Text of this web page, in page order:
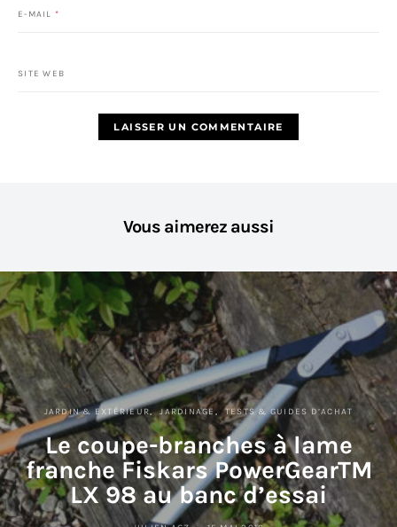
E-MAIL *
SITE WEB
Vous aimerez aussi
JARDIN & EXTÉRIEUR JARDINAGE TESTS & GUIDES D’ACHAT
Le coupe-branches à lame
franche Fiskars PowerGearTM
LX 98 au banc d’essai